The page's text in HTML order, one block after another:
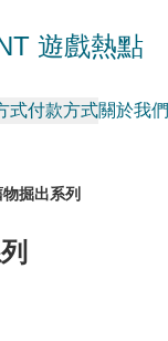
遊戲熱點
式付款方式關於我們
掘出系列